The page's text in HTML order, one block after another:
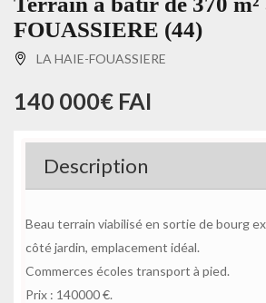
FOUASSIERE (44)
LA HAIE-FOUASSIERE
140 000€ FAI
Description
Beau terrain viabilisé en sortie de bourg
côté jardin, emplacement idéal.
Commerces écoles transport à pied.
Prix : 140000 €.